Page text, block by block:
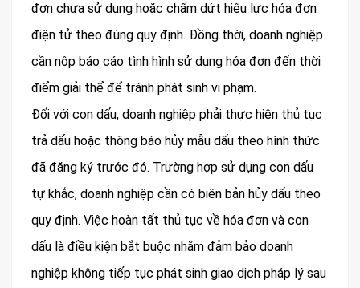
đơn chưa sử dụng hoặc chấm dứt hiệu lực hóa đơn
điện tử theo đúng quy định. Đồng thời, doanh nghiệp
cần nộp báo cáo tình hình sử dụng hóa đơn đến thời
điểm giải thể để tránh phát sinh vi phạm.
Đối với con dấu, doanh nghiệp phải thực hiện thủ tục
trả dấu hoặc thông báo hủy mẫu dấu theo hình thức
đã đăng ký trước đó. Trường hợp sử dụng con dấu
tự khắc, doanh nghiệp cần có biên bản hủy dấu theo
quy định. Việc hoàn tất thủ tục về hóa đơn và con
dấu là điều kiện bắt buộc nhằm đảm bảo doanh
nghiệp không tiếp tục phát sinh giao dịch pháp lý sau